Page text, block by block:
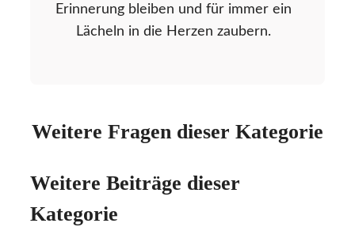
Erinnerung bleiben und für immer ein
Lächeln in die Herzen zaubern.
Weitere Fragen dieser Kategorie
Weitere Beiträge dieser
Kategorie